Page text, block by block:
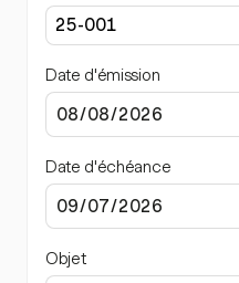
Date d'émission
Date d'échéance
Objet